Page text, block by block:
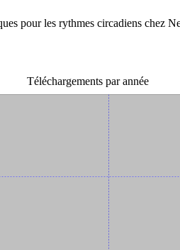
pour les rythmes circadiens chez
Téléchargements par année